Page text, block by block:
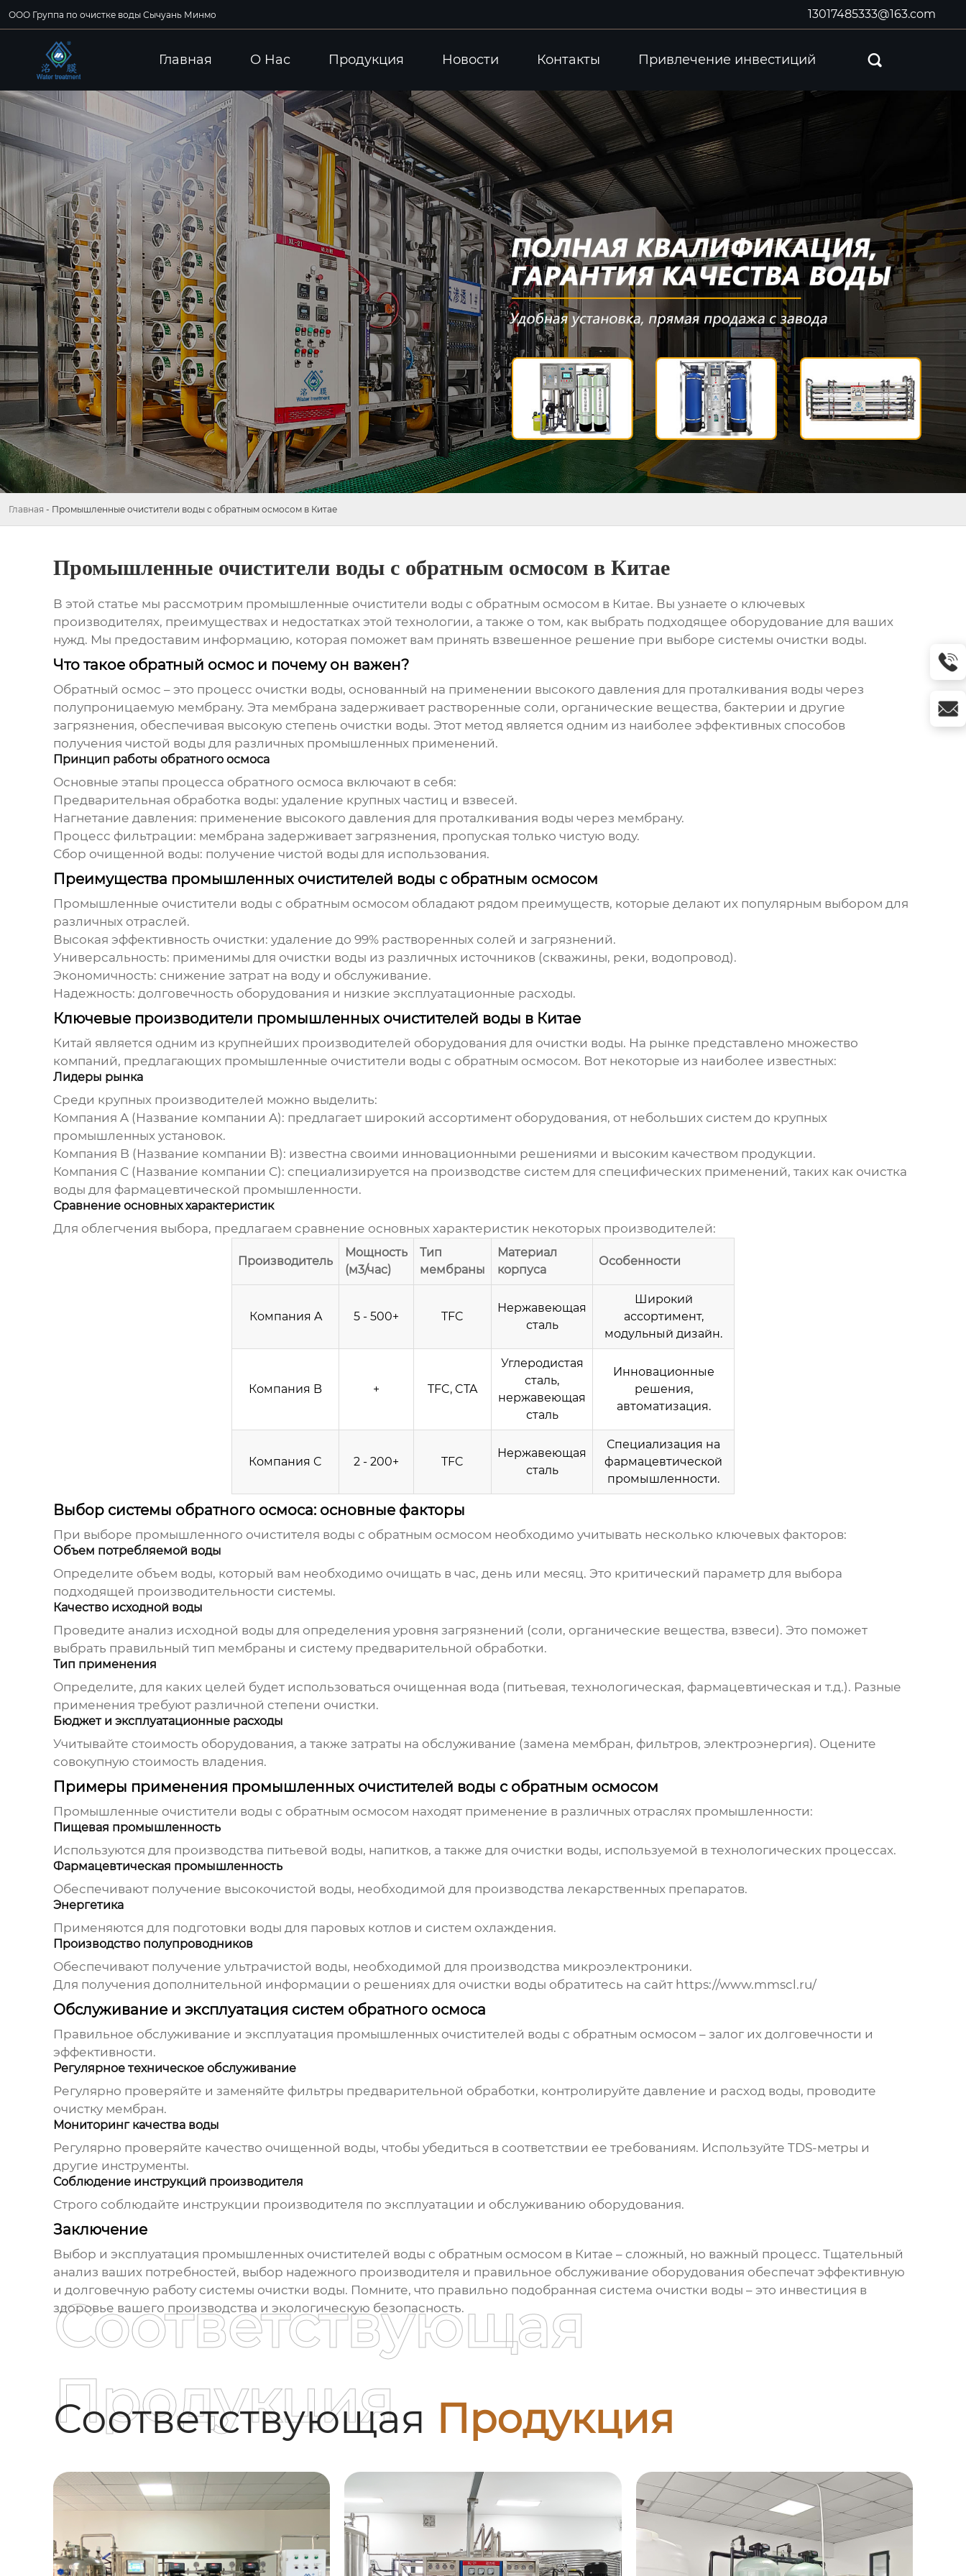
ООО Группа по очистке воды Сычуань Минмо 13017485333@163.com
Главная О Hас Продукция Новости Контакты Привлечение инвестиций 
Главная - Промышленные очистители воды с обратным осмосом в Китае
Промышленные очистители воды с обратным осмосом в Китае
В этой статье мы рассмотрим промышленные очистители воды с обратным осмосом в Китае. Вы узнаете о ключевых
производителях, преимуществах и недостатках этой технологии, а также о том, как выбрать подходящее оборудование для ваших
нужд. Мы предоставим информацию, которая поможет вам принять взвешенное решение при выборе системы очистки воды.
Что такое обратный осмос и почему он важен?
Обратный осмос – это процесс очистки воды, основанный на применении высокого давления для проталкивания воды через
полупроницаемую мембрану. Эта мембрана задерживает растворенные соли, органические вещества, бактерии и другие
загрязнения, обеспечивая высокую степень очистки воды. Этот метод является одним из наиболее эффективных способов
получения чистой воды для различных промышленных применений.
Принцип работы обратного осмоса
Основные этапы процесса обратного осмоса включают в себя:
Предварительная обработка воды: удаление крупных частиц и взвесей.
Нагнетание давления: применение высокого давления для проталкивания воды через мембрану.
Процесс фильтрации: мембрана задерживает загрязнения, пропуская только чистую воду.
Сбор очищенной воды: получение чистой воды для использования.
Преимущества промышленных очистителей воды с обратным осмосом
Промышленные очистители воды с обратным осмосом обладают рядом преимуществ, которые делают их популярным выбором для
различных отраслей.
Высокая эффективность очистки: удаление до 99% растворенных солей и загрязнений.
Универсальность: применимы для очистки воды из различных источников (скважины, реки, водопровод).
Экономичность: снижение затрат на воду и обслуживание.
Надежность: долговечность оборудования и низкие эксплуатационные расходы.
Ключевые производители промышленных очистителей воды в Китае
Китай является одним из крупнейших производителей оборудования для очистки воды. На рынке представлено множество
компаний, предлагающих промышленные очистители воды с обратным осмосом. Вот некоторые из наиболее известных:
Лидеры рынка
Среди крупных производителей можно выделить:
Компания A (Название компании A): предлагает широкий ассортимент оборудования, от небольших систем до крупных
промышленных установок.
Компания B (Название компании B): известна своими инновационными решениями и высоким качеством продукции.
Компания C (Название компании C): специализируется на производстве систем для специфических применений, таких как очистка
воды для фармацевтической промышленности.
Сравнение основных характеристик
Для облегчения выбора, предлагаем сравнение основных характеристик некоторых производителей:
Производитель
Мощность
(м3/час)
Тип
мембраны
Материал
корпуса
Особенности
Компания A 5 - 500+ TFC
Нержавеющая
сталь
Широкий
ассортимент,
модульный дизайн.
Компания B + TFC, CTA
Углеродистая
сталь,
нержавеющая
сталь
Инновационные
решения,
автоматизация.
Компания C 2 - 200+ TFC
Нержавеющая
сталь
Специализация на
фармацевтической
промышленности.
Выбор системы обратного осмоса: основные факторы
При выборе промышленного очистителя воды с обратным осмосом необходимо учитывать несколько ключевых факторов:
Объем потребляемой воды
Определите объем воды, который вам необходимо очищать в час, день или месяц. Это критический параметр для выбора
подходящей производительности системы.
Качество исходной воды
Проведите анализ исходной воды для определения уровня загрязнений (соли, органические вещества, взвеси). Это поможет
выбрать правильный тип мембраны и систему предварительной обработки.
Тип применения
Определите, для каких целей будет использоваться очищенная вода (питьевая, технологическая, фармацевтическая и т.д.). Разные
применения требуют различной степени очистки.
Бюджет и эксплуатационные расходы
Учитывайте стоимость оборудования, а также затраты на обслуживание (замена мембран, фильтров, электроэнергия). Оцените
совокупную стоимость владения.
Примеры применения промышленных очистителей воды с обратным осмосом
Промышленные очистители воды с обратным осмосом находят применение в различных отраслях промышленности:
Пищевая промышленность
Используются для производства питьевой воды, напитков, а также для очистки воды, используемой в технологических процессах.
Фармацевтическая промышленность
Обеспечивают получение высокочистой воды, необходимой для производства лекарственных препаратов.
Энергетика
Применяются для подготовки воды для паровых котлов и систем охлаждения.
Производство полупроводников
Обеспечивают получение ультрачистой воды, необходимой для производства микроэлектроники.
Для получения дополнительной информации о решениях для очистки воды обратитесь на сайт https://www.mmscl.ru/
Обслуживание и эксплуатация систем обратного осмоса
Правильное обслуживание и эксплуатация промышленных очистителей воды с обратным осмосом – залог их долговечности и
эффективности.
Регулярное техническое обслуживание
Регулярно проверяйте и заменяйте фильтры предварительной обработки, контролируйте давление и расход воды, проводите
очистку мембран.
Мониторинг качества воды
Регулярно проверяйте качество очищенной воды, чтобы убедиться в соответствии ее требованиям. Используйте TDS-метры и
другие инструменты.
Соблюдение инструкций производителя
Строго соблюдайте инструкции производителя по эксплуатации и обслуживанию оборудования.
Заключение
Выбор и эксплуатация промышленных очистителей воды с обратным осмосом в Китае – сложный, но важный процесс. Тщательный
анализ ваших потребностей, выбор надежного производителя и правильное обслуживание оборудования обеспечат эффективную
и долговечную работу системы очистки воды. Помните, что правильно подобранная система очистки воды – это инвестиция в
здоровье вашего производства и экологическую безопасность.
Соответствующая Продукция
Соответствующая
Продукция